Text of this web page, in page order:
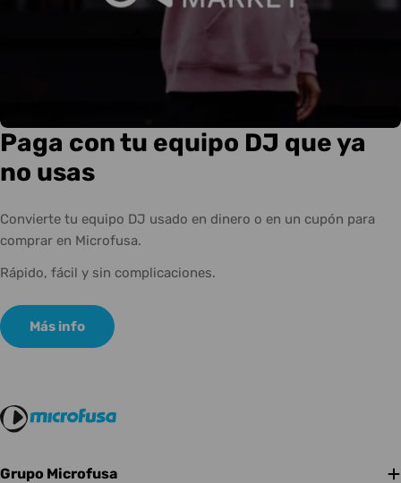
Paga con tu equipo DJ que ya
no usas
Convierte tu equipo DJ usado en dinero o en un cupón para
comprar en Microfusa.
Rápido, fácil y sin complicaciones.
Más info
Grupo Microfusa